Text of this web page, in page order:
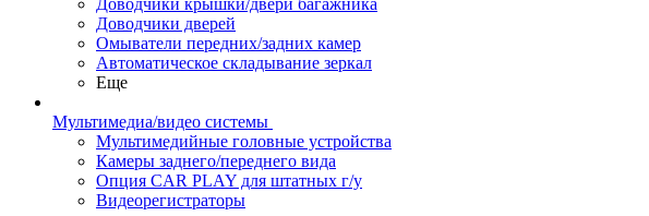
Доводчики крышки/двери багажника
Доводчики дверей
Омыватели передних/задних камер
Автоматическое складывание зеркал
Еще
Мультимедиа/видео системы
Мультимедийные головные устройства
Камеры заднего/переднего вида
Опция CAR PLAY для штатных г/у
Видеорегистраторы